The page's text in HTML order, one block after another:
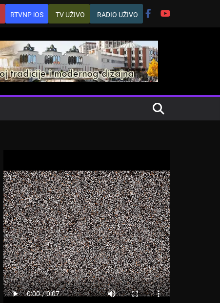
RTVNP iOS TV UŽIVO RADIO UŽIVO